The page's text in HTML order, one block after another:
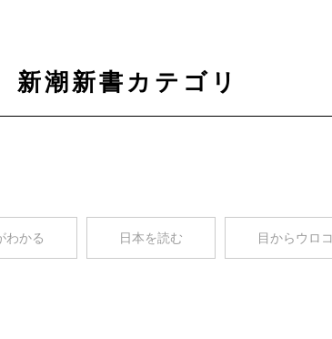
新潮新書カテゴリ
わかる 日本を読む 目からウロ